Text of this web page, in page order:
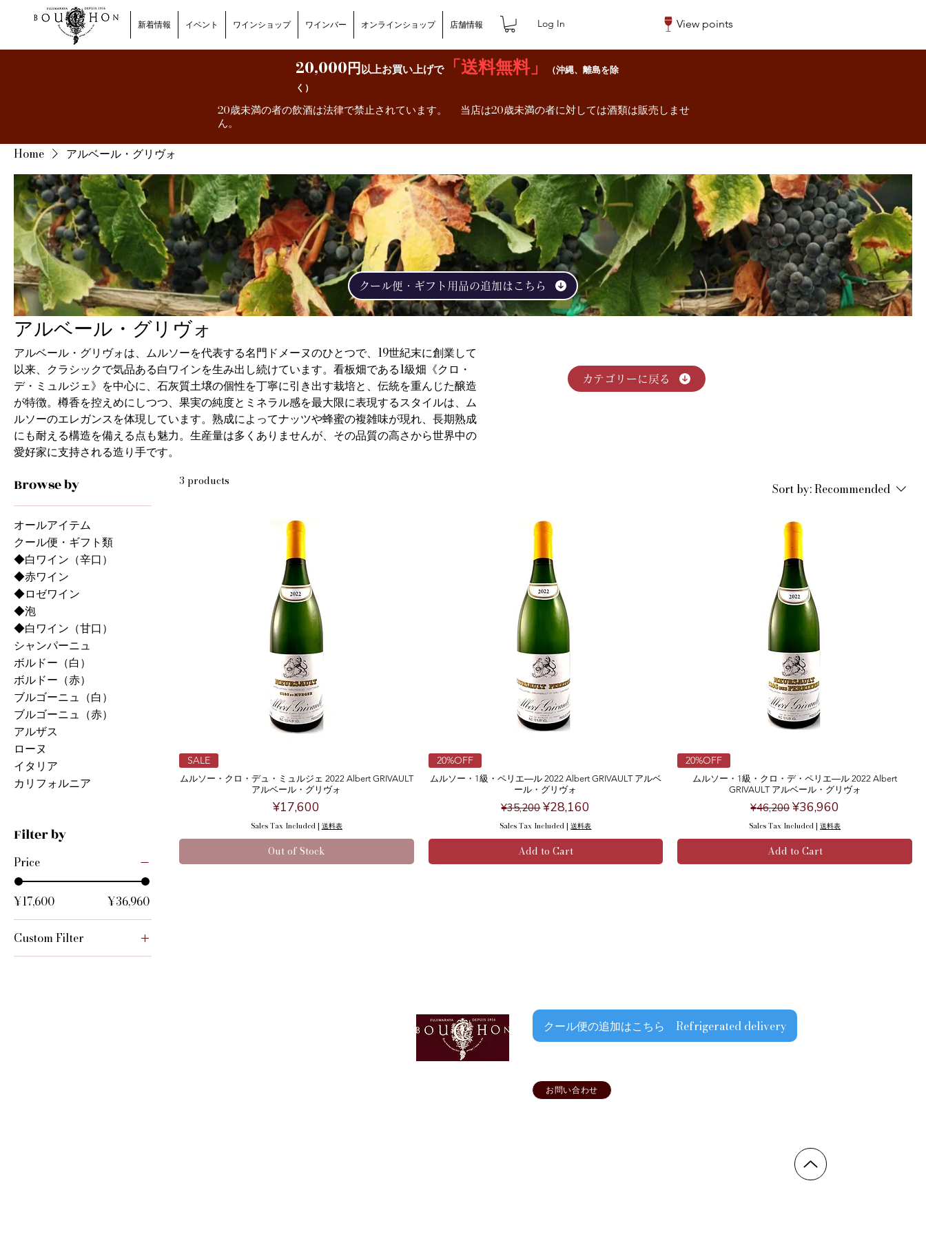
新着情報 イベント ワインショップ ワインバー オンラインショップ 店舗情報 Log In View points
20,000円以上お買い上げで「送料無料」
（沖縄、離島を除
く）
20歳未満の者の飲酒は法律で禁止されています。 当店は20歳未満の者に対しては酒類は販売しませ
ん。
Home アルベール・グリヴォ
アルベール・グリヴォ
アルベール・グリヴォは、ムルソーを代表する名門ドメーヌのひとつで、19世紀末に創業して
以来、クラシックで気品ある白ワインを生み出し続けています。看板畑である1級畑《クロ・
デ・ミュルジェ》を中心に、石灰質土壌の個性を丁寧に引き出す栽培と、伝統を重んじた醸造
が特徴。樽香を控えめにしつつ、果実の純度とミネラル感を最大限に表現するスタイルは、ム
ルソーのエレガンスを体現しています。熟成によってナッツや蜂蜜の複雑味が現れ、長期熟成
にも耐える構造を備える点も魅力。生産量は多くありませんが、その品質の高さから世界中の
愛好家に支持される造り手です。
Browse by
オールアイテム
クール便・ギフト類
◆白ワイン（辛口）
◆赤ワイン
◆ロゼワイン
◆泡
◆白ワイン（甘口）
シャンパーニュ
ボルドー（白）
ボルドー（赤）
ブルゴーニュ（白）
ブルゴーニュ（赤）
アルザス
ローヌ
イタリア
カリフォルニア
Filter by
Price
¥17,600 ¥36,960
Custom Filter
◆白ワイン（辛口）
3 products Sort by:Recommended
SALE
ムルソー・クロ・デュ・ミュルジェ 2022 Albert GRIVAULT
アルベール・グリヴォ
Price
¥17,600
Sales Tax Included| 送料表
Out of Stock
20%OFF
ムルソー・1級・ペリエ―ル 2022 Albert GRIVAULT アルベ
ール・グリヴォ
Regular Price
¥35,200Sale Price
¥28,160
Sales Tax Included |送料表
Add to Cart
20%OFF
ムルソー・1級・クロ・デ・ペリエ―ル 2022 Albert
GRIVAULT アルベール・グリヴォ
Regular Price
¥46,200Sale Price
¥36,960
Sales Tax Included |送料表
Add to Cart
クール便・ギフト用品の追加はこちら
カテゴリーに戻る
クール便の追加はこちら Refrigerated delivery
お問い合わせ